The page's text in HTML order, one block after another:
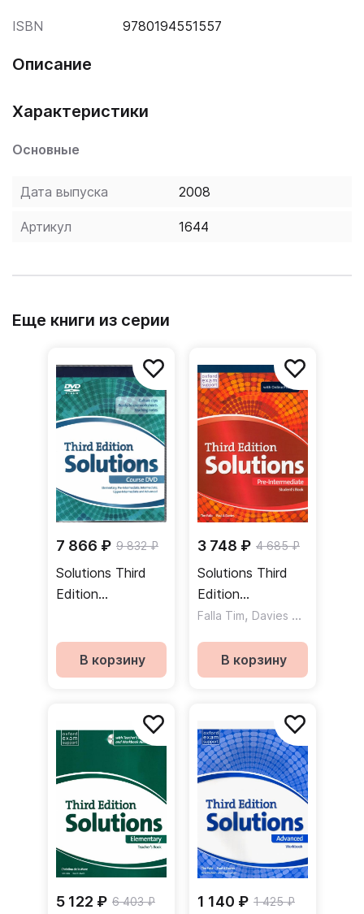
ISBN 9780194551557
Описание
Характеристики
Основные
Дата выпуска 2008
Артикул 1644
Еще книги из серии
7 866 ₽ 9 832 ₽
Solutions Third
Edition
дискВ корзину
3 748 ₽ 4 685 ₽
Solutions Third
Edition
PreIntermediate
Online Practice
Учебник c онлайн
Falla Tim, Davies Paul A
В корзину
5 122 ₽ 6 403 ₽ 1 140 ₽ 1 425 ₽